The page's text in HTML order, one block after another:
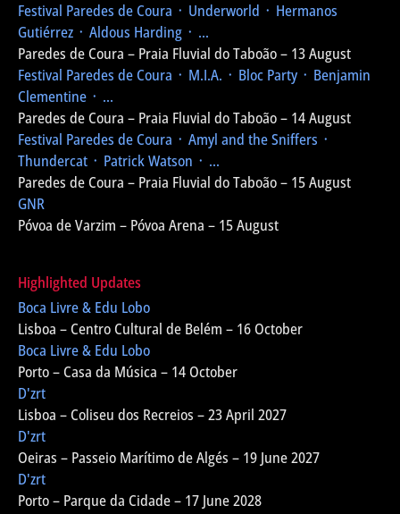
Festival Paredes de Coura ᛫ Underworld ᛫ Hermanos
Gutiérrez ᛫ Aldous Harding ᛫ ...
Paredes de Coura – Praia Fluvial do Taboão – 13 August
Festival Paredes de Coura ᛫ M.I.A. ᛫ Bloc Party ᛫ Benjamin
Clementine ᛫ ...
Paredes de Coura – Praia Fluvial do Taboão – 14 August
Festival Paredes de Coura ᛫ Amyl and the Sniffers ᛫
Thundercat ᛫ Patrick Watson ᛫ ...
Paredes de Coura – Praia Fluvial do Taboão – 15 August
GNR
Póvoa de Varzim – Póvoa Arena – 15 August
Highlighted Updates
Boca Livre & Edu Lobo
Lisboa – Centro Cultural de Belém – 16 October
Boca Livre & Edu Lobo
Porto – Casa da Música – 14 October
D'zrt
Lisboa – Coliseu dos Recreios – 23 April 2027
D'zrt
Oeiras – Passeio Marítimo de Algés – 19 June 2027
D'zrt
Porto – Parque da Cidade – 17 June 2028